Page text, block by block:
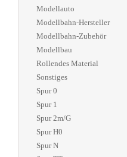
Modellauto
Modellbahn-Hersteller
Modellbahn-Zubehör
Modellbau
Rollendes Material
Sonstiges
Spur 0
Spur 1
Spur 2m/G
Spur H0
Spur N